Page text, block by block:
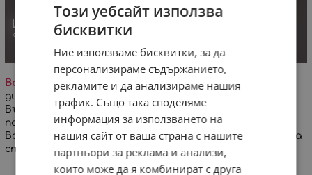
Важно!
На заглавната снимка е визуализиран
дигитален проект на дизайна върху кейс за iPhone.
Възможна е минимална разлика в цветовете и
позиционирането на дизайна!
Всеки кейс се изработва специално за Вашата поръчка
спрямо избран модел телефон.
Този уебсайт използва
бисквитки
Ние използваме бисквитки, за да
персонализираме съдържанието,
рекламите и да анализираме нашия
трафик. Също така споделяме
информация за използването на
нашия сайт от ваша страна с нашите
партньори за реклама и анализи,
които може да я комбинират с друга